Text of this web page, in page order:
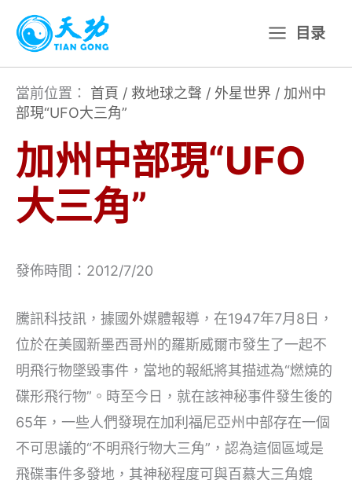
主
目录
當前位置： 首頁 / 救地球之聲 / 外星世界 / 加州中
部現“UFO大三角”
加州中部現“UFO
大三角”
發佈時間：2012/7/20
騰訊科技訊，據國外媒體報導，在1947年7月8日，
位於在美國新墨西哥州的羅斯威爾市發生了一起不
明飛行物墜毀事件，當地的報紙將其描述為“燃燒的
碟形飛行物”。時至今日，就在該神秘事件發生後的
65年，一些人們發現在加利福尼亞州中部存在一個
不可思議的“不明飛行物大三角”，認為這個區域是
飛碟事件多發地，其神秘程度可與百慕大三角媲